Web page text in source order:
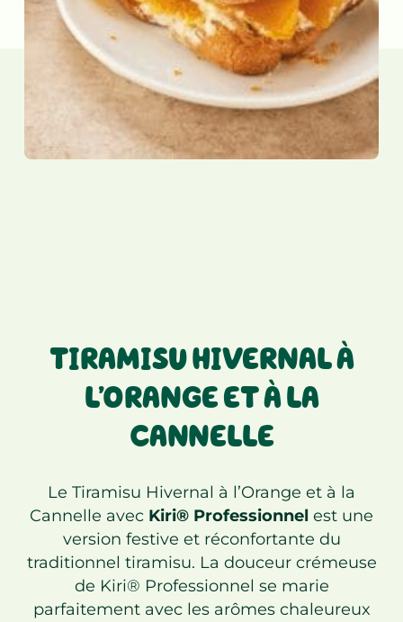
TIRAMISU HIVERNAL À
L’ORANGE ET À LA
CANNELLE
Le Tiramisu Hivernal à l’Orange et à la
Cannelle avec Kiri® Professionnel est une
version festive et réconfortante du
traditionnel tiramisu. La douceur crémeuse
de Kiri® Professionnel se marie
parfaitement avec les arômes chaleureux